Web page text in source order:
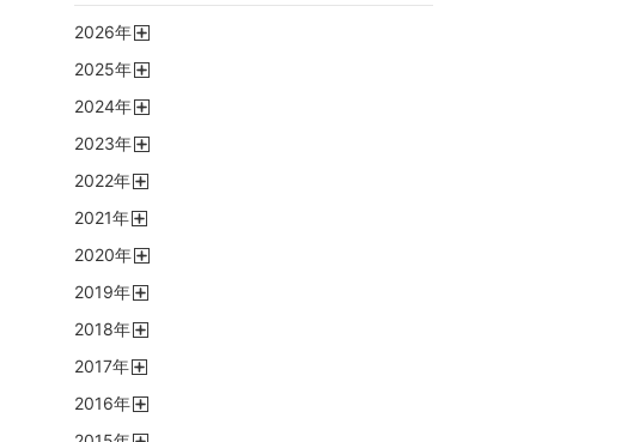
2026年
2025年
2024年
2023年
2022年
2021年
2020年
2019年
2018年
2017年
2016年